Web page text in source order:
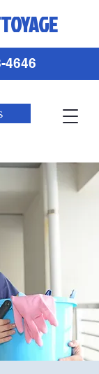
4646